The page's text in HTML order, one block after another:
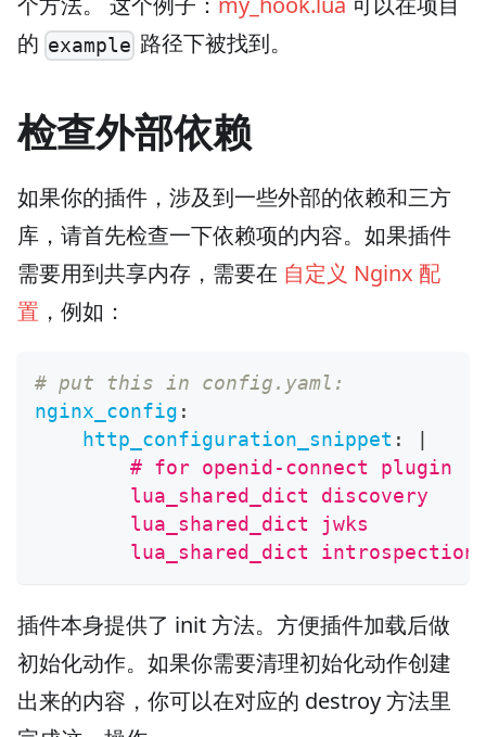
的 example 路径下被找到。
检查外部依赖
如果你的插件，涉及到一些外部的依赖和三方
库，请首先检查一下依赖项的内容。如果插件
需要用到共享内存，需要在 自定义 Nginx 配
置 ，例如：
# put this in config.yaml:
nginx_config :
http_configuration_snippet :
        # for openid-connect plugin
lua_shared_dict discovery
lua_shared_dict jwks
lua_shared_dict
插件本身提供了 init 方法。方便插件加载后做
初始化动作。如果你需要清理初始化动作创建
出来的内容，你可以在对应的 destroy 方法里